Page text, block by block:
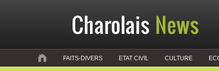
FAITS-DIVERS ETAT CIVIL CULTURE